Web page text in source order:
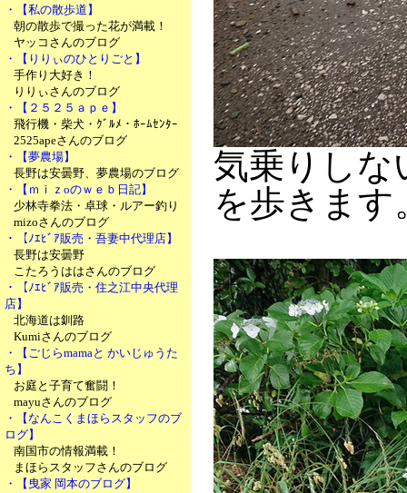
・【私の散歩道】
朝の散歩で撮った花が満載！
ヤッコさんのブログ
・【りりぃのひとりごと】
手作り大好き！
りりぃさんのブログ
・【２５２５ａｐｅ】
飛行機・柴犬・ｸﾞﾙﾒ・ﾎｰﾑｾﾝﾀｰ
2525apeさんのブログ
・【夢農場】
長野は安曇野、夢農場のブログ
・【ｍｉｚoのｗｅｂ日記】
少林寺拳法・卓球・ルアー釣り
mizoさんのブログ
・【ﾉｴﾋﾞｱ販売・吾妻中代理店】
長野は安曇野
こたろうははさんのブログ
・【ﾉｴﾋﾞｱ販売・住之江中央代理
店】
北海道は釧路
Kumiさんのブログ
・【ごじらmamaと かいじゅうた
ち】
お庭と子育て奮闘！
mayuさんのブログ
・【なんこくまほらスタッフのブ
ログ】
南国市の情報満載！
まほらスタッフさんのブログ
・【曳家 岡本のブログ】
気乗りしな
を歩きます